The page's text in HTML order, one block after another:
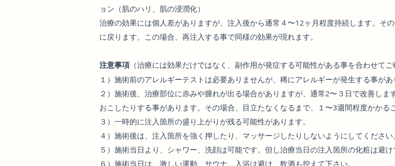
ョン（肌のハリ、肌の浸潤化）
治療の効果には個人差がありますが、注入後から通常４〜12ヶ月程度持続します。そ
に戻ります。この場合、再注入する事で同様の効果が現れます。
注意事項 （治療には効果だけではなく、副作用が発症する可能性がある事を合わせてご
１）施術前のアレルギーテストは必要ありませんが、稀にアレルギーが発生する事があ
２）施術後、治療部位に赤みや腫れが出る場合がありますが、通常2〜３日で改善しま
おこしたりする事があります。その場合、目立たなくなるまで、１〜3週間程度かかる
３）一時的に注入箇所の盛り上がりが残る可能性があります。
４）施術後は、注入箇所を強く押したり、マッサージしたりしないようにしてください。
５）施術当日より、シャワー、洗顔は可能です。但し治療当日の注入箇所の化粧は避け
６）施術当日は、激しい運動、サウナ、入浴は避け、飲酒も控えて下さい。